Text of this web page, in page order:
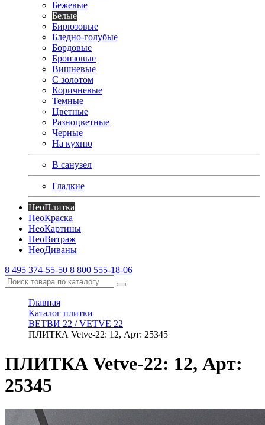
Бежевые
Белые
Бирюзовые
Бледно-голубые
Бордовые
Бронзовые
Вишневые
С золотом
Коричневые
Темные
Цветные
Разноцветные
Черные
На кухню
В санузел
Гладкие
НеоПлитка
НеоКраска
НеоКартины
НеоВитраж
НеоДиваны
8 495 374-55-50 8 800 555-18-06
Главная
Каталог плитки
ВЕТВИ 22 / VETVE 22
ПЛИТКА Vetve-22: 12, Арт: 25345
ПЛИТКА Vetve-22: 12, Арт:
25345